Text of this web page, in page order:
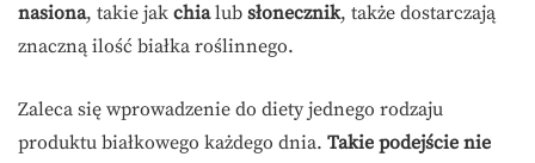
nasiona, takie jak chialub słonecznik, także dostarczają
znaczną ilość białka roślinnego.
Zaleca się wprowadzenie do diety jednego rodzaju
produktu białkowego każdego dnia. Takie podejście nie